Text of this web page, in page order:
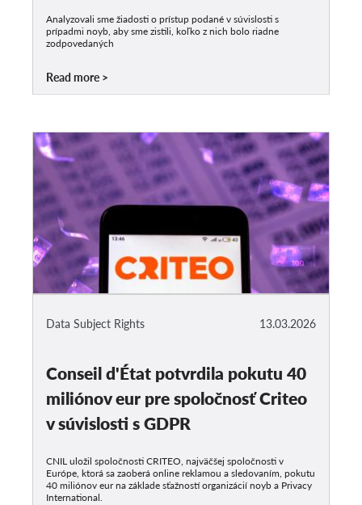
Analyzovali sme žiadosti o prístup podané v súvislosti s
prípadmi noyb, aby sme zistili, koľko z nich bolo riadne
zodpovedaných
Read more
13.03.2026
Data Subject Rights
Conseil d'État potvrdila pokutu 40
miliónov eur pre spoločnosť Criteo
v súvislosti s GDPR
CNIL uložil spoločnosti CRITEO, najväčšej spoločnosti v
Európe, ktorá sa zaoberá online reklamou a sledovaním, pokutu
40 miliónov eur na základe sťažností organizácií noyb a Privacy
International.